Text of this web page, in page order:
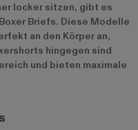
locker sitzen, gibt es
Briefs. Diese Modelle
an den Körper an,
hingegen sind
und bieten maximale